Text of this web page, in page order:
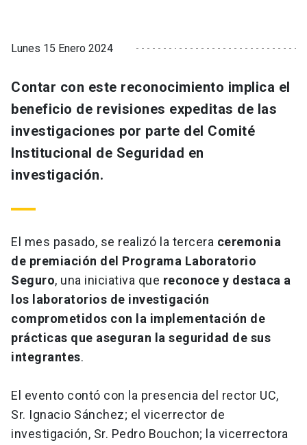
Lunes 15 Enero 2024
Contar con este reconocimiento implica el
beneficio de revisiones expeditas de las
investigaciones por parte del Comité
Institucional de Seguridad en
investigación.
El mes pasado, se realizó la tercera ceremonia
de premiación del Programa Laboratorio
Seguro, una iniciativa que reconoce y destaca a
los laboratorios de investigación
comprometidos con la implementación de
prácticas que aseguran la seguridad de sus
integrantes.
El evento contó con la presencia del rector UC,
Sr. Ignacio Sánchez; el vicerrector de
investigación, Sr. Pedro Bouchon; la vicerrectora